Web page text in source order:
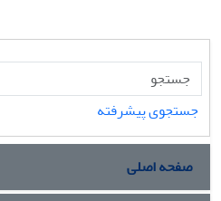
جستجوی پیشرفته
صفحه اصلی